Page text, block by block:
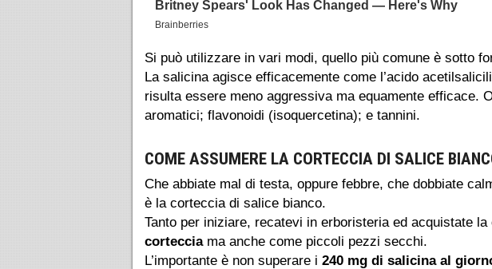
Si può utilizzare in vari modi, quello più comune è sotto
La salicina agisce efficacemente come l’acido
risulta essere meno aggressiva ma equamente efficace.
aromatici; flavonoidi (isoquercetina); e tannini.
COME ASSUMERE LA CORTECCIA DI SALICE
Che abbiate mal di testa, oppure febbre, che dobbiate
è la corteccia di salice bianco.
Tanto per iniziare, recatevi in erboristeria ed acquistate
cortecciama anche come piccoli pezzi secchi.
L’importante è non superare i 240 mg di salicina al